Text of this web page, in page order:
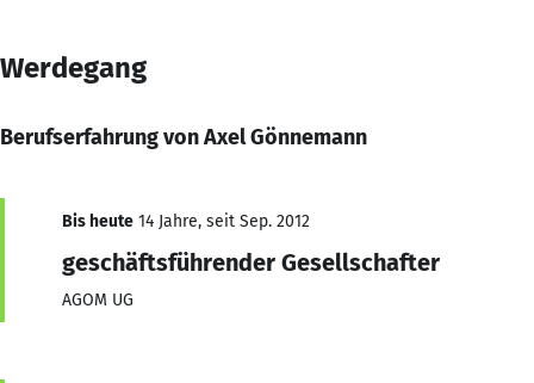
Werdegang
Berufserfahrung von Axel Gönnemann
Bis heute 14 Jahre, seit Sep. 2012
geschäftsführender Gesellschafter
AGOM UG